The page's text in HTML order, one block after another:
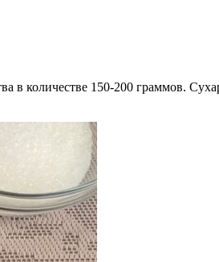
в количестве 150-200 граммов.